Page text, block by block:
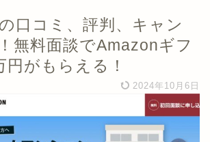
口コミ、評判、キャン
無料面談でAmazonギフ
円がもらえる！
2024年10月6日